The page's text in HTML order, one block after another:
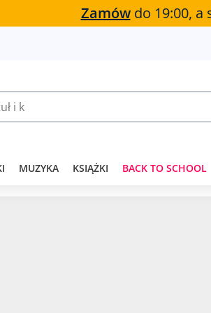
Zamówdo 19:00, a
MUZYKA KSIĄŻKI BACK TO SCHOOL